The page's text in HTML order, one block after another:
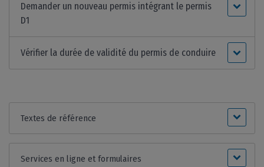
Demander un nouveau permis intégrant le permis
D1
Vérifier la durée de validité du permis de conduire
Textes de référence
Services en ligne et formulaires